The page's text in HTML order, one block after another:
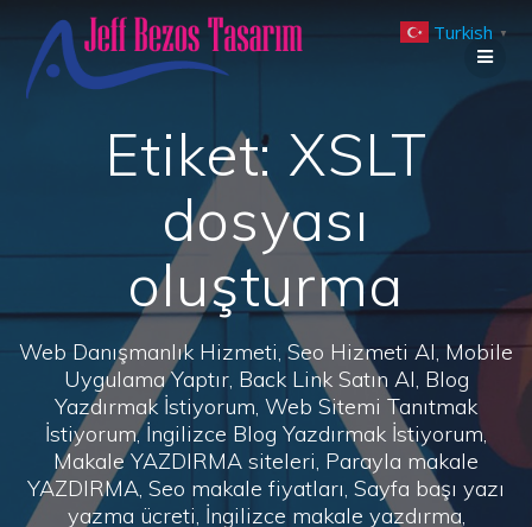
to
Etiket: XSLT
dosyası
oluşturma
Web Danışmanlık Hizmeti, Seo Hizmeti Al, Mobile
Uygulama Yaptır, Back Link Satın Al, Blog
Yazdırmak İstiyorum, Web Sitemi Tanıtmak
İstiyorum, İngilizce Blog Yazdırmak İstiyorum,
Makale YAZDIRMA siteleri, Parayla makale
YAZDIRMA, Seo makale fiyatları, Sayfa başı yazı
yazma ücreti, İngilizce makale yazdırma,
Turkish ▼